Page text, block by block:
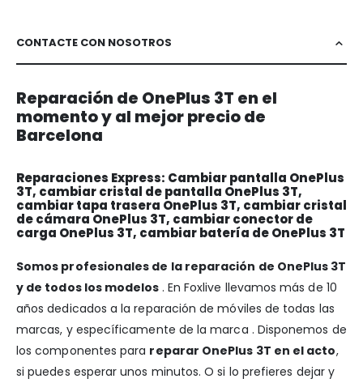
CONTACTE CON NOSOTROS
Reparación de OnePlus 3T en el
momento y al mejor precio de
Barcelona
Reparaciones Express: Cambiar pantalla OnePlus
3T, cambiar cristal de pantalla OnePlus 3T,
cambiar tapa trasera OnePlus 3T, cambiar cristal
de cámara OnePlus 3T, cambiar conector de
carga OnePlus 3T, cambiar batería de OnePlus 3T
Somos profesionales de la reparación de OnePlus 3T
y de todos los modelos . En Foxlive llevamos más de 10
años dedicados a la reparación de móviles de todas las
marcas, y específicamente de la marca . Disponemos de
los componentes para reparar OnePlus 3T en el acto,
si puedes esperar unos minutos. O si lo prefieres dejar y